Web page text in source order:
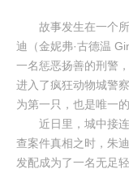
故事发生在一个
迪（金妮弗·古德温
一名惩恶扬善的刑警
进入了疯狂动物城警
为第一只，也是唯一
近日里，城中接连
查案件真相之时，朱
发配成为了一名无足